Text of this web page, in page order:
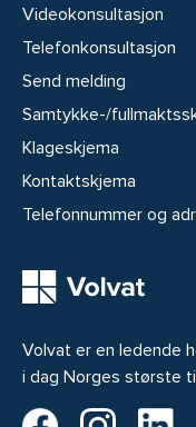
Volvat er en ledende
i dag Norges største
Volvat påVolvat på
Videokonsultasjon
Telefonkonsultasjon
Send melding
Samtykke-/
Klageskjema
Kontaktskjema
Telefonnummer og